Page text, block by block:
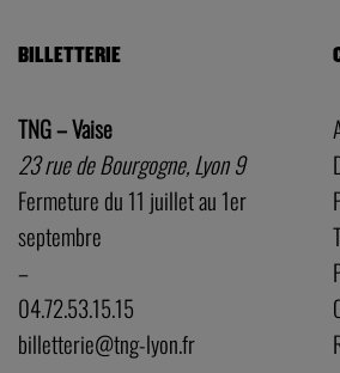
BILLETTERIE
TNG – Vaise
23 rue de Bourgogne, Lyon 9
Fermeture du 11 juillet au 1er
septembre
–
04.72.53.15.15
billetterie@tng-lyon.fr